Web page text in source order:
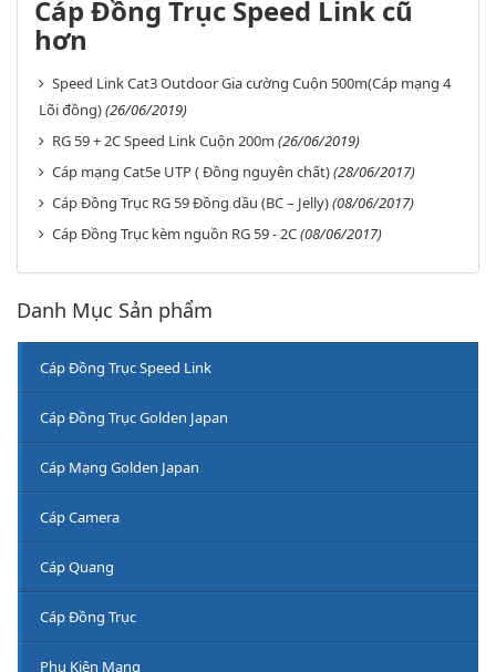
Cáp Đồng Trục Speed Link cũ
hơn
Speed Link Cat3 Outdoor Gia cường Cuộn 500m(Cáp mạng 4
Lõi đồng)(26/06/2019)
RG 59 + 2C Speed Link Cuộn 200m (26/06/2019)
Cáp mạng Cat5e UTP ( Đồng nguyên chất)(28/06/2017)
Cáp Đồng Trục RG 59 Đồng dầu (BC – Jelly)(08/06/2017)
Cáp Đồng Trục kèm nguồn RG 59 - 2C(08/06/2017)
Danh Mục Sản phẩm
Cáp Đồng Trục Speed Link
Cáp Đồng Trục Golden Japan
Cáp Mạng Golden Japan
Cáp Camera
Cáp Quang
Cáp Đồng Trục
Phụ Kiện Mạng